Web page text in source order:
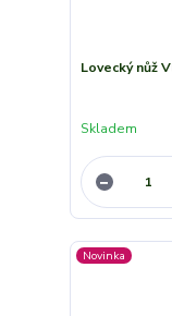
Lovecký nůž
Skladem
Novinka